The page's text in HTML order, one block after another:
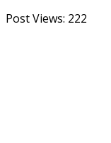
Post Views: 222